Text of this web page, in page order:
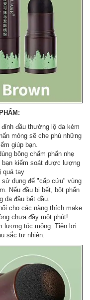
đầu thường lộ da kém
mỏng sẽ che phủ những
giúp bạn.
bông chấm phấn nhẹ
bạn kiểm soát được lượng
quá tay
dụng để "cấp cứu" vùng
Nếu đầu bị bết, bột phấn
da đầu bết dầu.
cho các nàng thích make
chưa đầy một phút!
lượng tóc mỏng. Tiện lợi
sắc tự nhiên.